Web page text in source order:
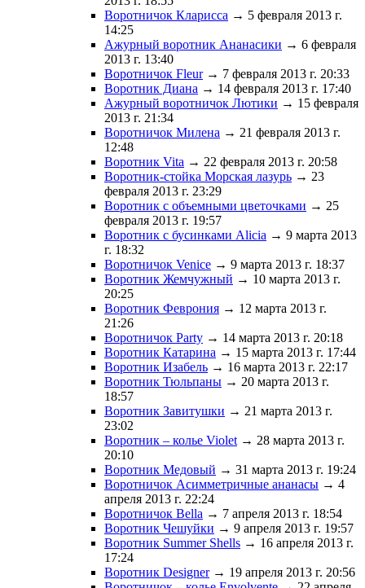
Воротничок Кларисса → 5 февраля 2013 г.
14:25
Ажурный воротник Ананасики → 6 февраля
2013 г. 13:40
Воротничок Fleur → 7 февраля 2013 г. 20:33
Воротник Диана → 14 февраля 2013 г. 17:40
Ажурный воротничок Лютики → 15 февраля
2013 г. 21:34
Воротничок Милена → 21 февраля 2013 г.
12:48
Воротник Vita → 22 февраля 2013 г. 20:58
Воротник-стойка Морская лазурь → 23
февраля 2013 г. 23:29
Воротник с объемными цветочками → 25
февраля 2013 г. 19:57
Воротник с бусинками Alicia → 9 марта 2013
г. 18:32
Воротничок Venice → 9 марта 2013 г. 18:37
Воротник Жемчужный → 10 марта 2013 г.
20:25
Воротник Феврония → 12 марта 2013 г.
21:26
Воротничок Party → 14 марта 2013 г. 20:18
Воротник Катарина → 15 марта 2013 г. 17:44
Воротник Изабель → 16 марта 2013 г. 22:17
Воротник Тюльпаны → 20 марта 2013 г.
18:57
Воротник Завитушки → 21 марта 2013 г.
23:02
Воротник – колье Violet → 28 марта 2013 г.
20:10
Воротник Медовый → 31 марта 2013 г. 19:24
Воротничок Асимметричные ананасы → 4
апреля 2013 г. 22:24
Воротничок Bella → 7 апреля 2013 г. 18:54
Воротник Чешуйки → 9 апреля 2013 г. 19:57
Воротник Summer Shells → 16 апреля 2013 г.
17:24
Воротник Designer → 19 апреля 2013 г. 20:56